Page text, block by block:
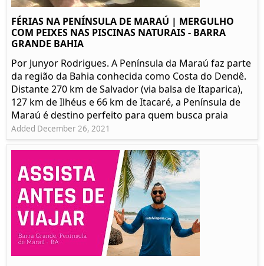
FÉRIAS NA PENÍNSULA DE MARAÚ | MERGULHO
COM PEIXES NAS PISCINAS NATURAIS - BARRA
GRANDE BAHIA
Por Junyor Rodrigues. A Península da Maraú faz parte
da região da Bahia conhecida como Costa do Dendê.
Distante 270 km de Salvador (via balsa de Itaparica),
127 km de Ilhéus e 66 km de Itacaré, a Península de
Maraú é destino perfeito para quem busca praia
Added December 26, 2021